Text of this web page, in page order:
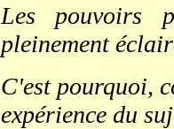
Les pouvoirs
pleinement
C'est pourquoi,
expérience du